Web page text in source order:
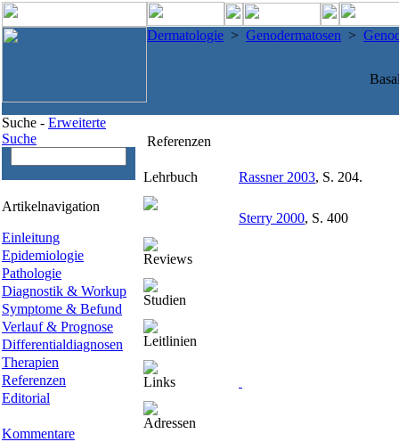
Dermatologie > Genodermatosen >
Suche - Erweiterte
Suche
Artikelnavigation
Einleitung
Epidemiologie
Pathologie
Diagnostik & Workup
Symptome & Befund
Verlauf & Prognose
Differentialdiagnosen
Therapien
Referenzen
Editorial
Kommentare
Referenzen
Lehrbuch Rassner 2003, S. 204.
Sterry 2000, S. 400
Reviews
Studien
Leitlinien
Links
Adressen